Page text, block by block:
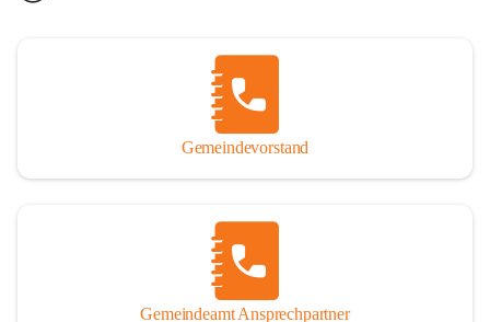
Gemeindevorstand
Gemeindeamt Ansprechpartner